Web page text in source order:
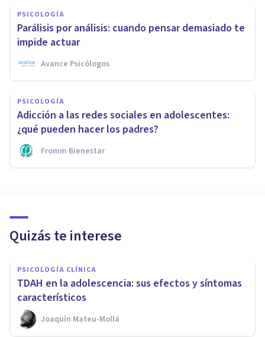
PSICOLOGÍA
Parálisis por análisis: cuando pensar demasiado te
impide actuar
Avance Psicólogos
PSICOLOGÍA
Adicción a las redes sociales en adolescentes:
¿qué pueden hacer los padres?
Fromm Bienestar
Quizás te interese
PSICOLOGÍA CLÍNICA
TDAH en la adolescencia: sus efectos y síntomas
característicos
Joaquín Mateu-Mollá